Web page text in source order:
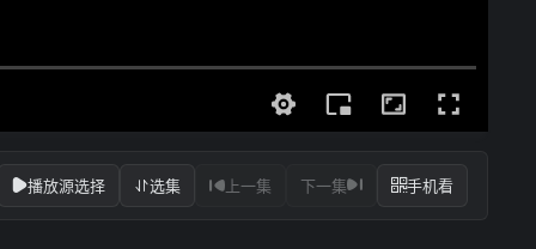
播放源选择 选集 上一集 下一集 手机看